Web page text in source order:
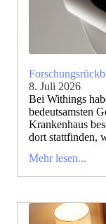
8. Juli 2026
Bei Withings
bedeutsamsten
Krankenhaus
dort stattfinden,
Mehr lesen...